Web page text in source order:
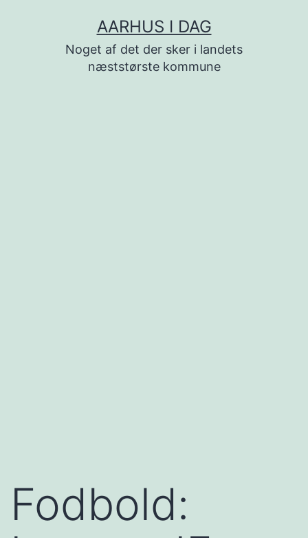
AARHUS I DAG
Noget af det der sker i landets
næststørste kommune
Fodbold: